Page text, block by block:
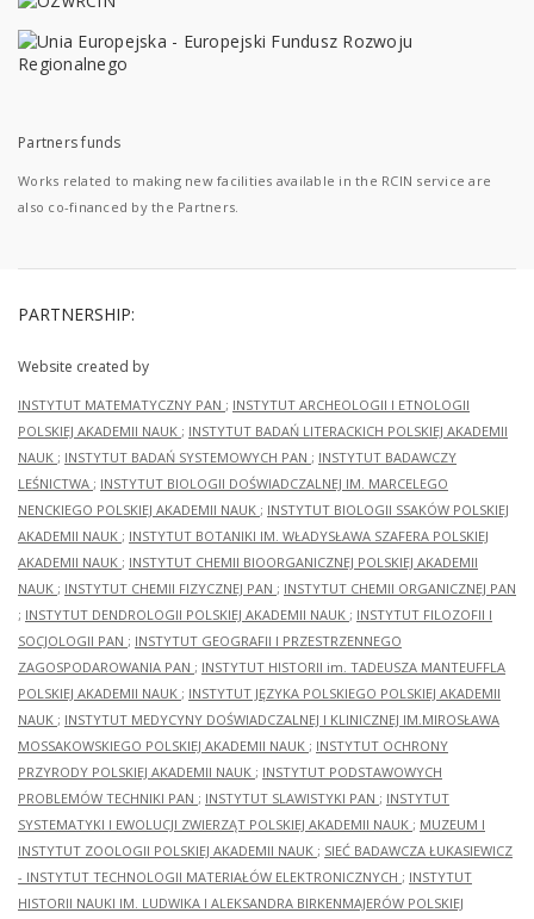
Partners funds
Works related to making new facilities available in the RCIN service are
also co-financed by the Partners.
PARTNERSHIP:
Website created by
INSTYTUT MATEMATYCZNY PAN ; INSTYTUT ARCHEOLOGII I ETNOLOGII
POLSKIEJ AKADEMII NAUK ; INSTYTUT BADAŃ LITERACKICH POLSKIEJ AKADEMII
NAUK ; INSTYTUT BADAŃ SYSTEMOWYCH PAN ; INSTYTUT BADAWCZY
LEŚNICTWA ; INSTYTUT BIOLOGII DOŚWIADCZALNEJ IM. MARCELEGO
NENCKIEGO POLSKIEJ AKADEMII NAUK ; INSTYTUT BIOLOGII SSAKÓW POLSKIEJ
AKADEMII NAUK ; INSTYTUT BOTANIKI IM. WŁADYSŁAWA SZAFERA POLSKIEJ
AKADEMII NAUK ; INSTYTUT CHEMII BIOORGANICZNEJ POLSKIEJ AKADEMII
NAUK ; INSTYTUT CHEMII FIZYCZNEJ PAN ; INSTYTUT CHEMII ORGANICZNEJ PAN
; INSTYTUT DENDROLOGII POLSKIEJ AKADEMII NAUK ; INSTYTUT FILOZOFII I
SOCJOLOGII PAN ; INSTYTUT GEOGRAFII I PRZESTRZENNEGO
ZAGOSPODAROWANIA PAN ; INSTYTUT HISTORII im. TADEUSZA MANTEUFFLA
POLSKIEJ AKADEMII NAUK ; INSTYTUT JĘZYKA POLSKIEGO POLSKIEJ AKADEMII
NAUK ; INSTYTUT MEDYCYNY DOŚWIADCZALNEJ I KLINICZNEJ IM.MIROSŁAWA
MOSSAKOWSKIEGO POLSKIEJ AKADEMII NAUK ; INSTYTUT OCHRONY
PRZYRODY POLSKIEJ AKADEMII NAUK ; INSTYTUT PODSTAWOWYCH
PROBLEMÓW TECHNIKI PAN ; INSTYTUT SLAWISTYKI PAN ; INSTYTUT
SYSTEMATYKI I EWOLUCJI ZWIERZĄT POLSKIEJ AKADEMII NAUK ; MUZEUM I
INSTYTUT ZOOLOGII POLSKIEJ AKADEMII NAUK ; SIEĆ BADAWCZA ŁUKASIEWICZ
- INSTYTUT TECHNOLOGII MATERIAŁÓW ELEKTRONICZNYCH ; INSTYTUT
HISTORII NAUKI IM. LUDWIKA I ALEKSANDRA BIRKENMAJERÓW POLSKIEJ